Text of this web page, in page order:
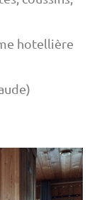
hotellière